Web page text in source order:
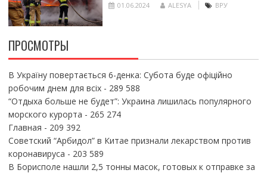
01.06.2024 ALESYA ВРУ
ПРОСМОТРЫ
В Україну повертається 6-денка: Субота буде офіційно
робочим днем для всіх- 289 588
“Отдыха больше не будет”: Украина лишилась популярного
морского курорта - 265 274
Главная - 209 392
Советский “Арбидол” в Китае признали лекарством против
коронавируса - 203 589
В Борисполе нашли 2,5 тонны масок, готовых к отправке за